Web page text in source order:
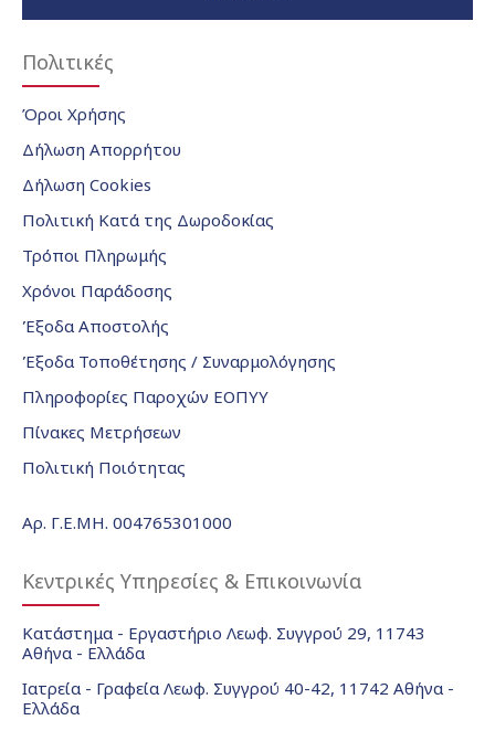
Πολιτικές
Όροι Χρήσης
Δήλωση Απορρήτου
Δήλωση Cookies
Πολιτική Κατά της Δωροδοκίας
Τρόποι Πληρωμής
Χρόνοι Παράδοσης
Έξοδα Αποστολής
Έξοδα Τοποθέτησης / Συναρμολόγησης
Πληροφορίες Παροχών ΕΟΠΥΥ
Πίνακες Μετρήσεων
Πολιτική Ποιότητας
Αρ. Γ.Ε.ΜΗ. 004765301000
Κεντρικές Υπηρεσίες & Επικοινωνία
Κατάστημα - Εργαστήριο Λεωφ. Συγγρού 29, 11743
Αθήνα - Ελλάδα
Ιατρεία - Γραφεία Λεωφ. Συγγρού 40-42, 11742 Αθήνα -
Ελλάδα